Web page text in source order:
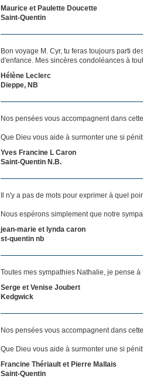
Maurice et Paulette Doucette
Saint-Quentin
Bon voyage M. Cyr, tu feras toujours parti
d'enfance. Mes sincères condoléances à
Hélène Leclerc
Dieppe, NB
Nos pensées vous accompagnent dans
Que Dieu vous aide à surmonter une si
Yves Francine L Caron
Saint-Quentin N.B.
Il n'y a pas de mots pour exprimer à quel
Nous espérons simplement que notre
jean-marie et lynda caron
st-quentin nb
Toutes mes sympathies Nathalie, je pense à
Serge et Venise Joubert
Kedgwick
Nos pensées vous accompagnent dans
Que Dieu vous aide à surmonter une si
Francine Thériault et Pierre Mallais
Saint-Quentin